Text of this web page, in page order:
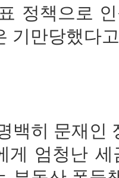
정책으로
기만당했다
백히 문재인
게 엄청난